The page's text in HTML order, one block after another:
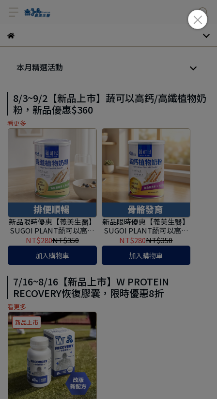
本月精選活動
8/3~9/2【新品上市】蔬可以高鈣/高纖植物奶
粉，新品優惠$360
看更多
新品限時優惠【義美生醫】
SUGOI PLANT蔬可以高纖
植物奶粉 (350g/罐)
NT$280NT$350
加入購物車
新品限時優惠【義美生醫】
SUGOI PLANT蔬可以高鈣
植物奶粉 (350g/罐)
NT$280NT$350
加入購物車
7/16~8/16【新品上市】W PROTEIN
RECOVERY恢復膠囊，限時優惠8折
看更多
新品上市